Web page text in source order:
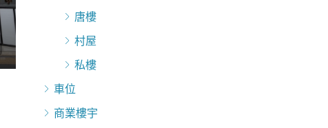
唐樓
村屋
私樓
車位
商業樓宇